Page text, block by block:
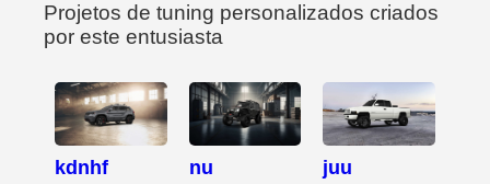
Projetos de tuning personalizados criados
por este entusiasta
kdnhf nu juu